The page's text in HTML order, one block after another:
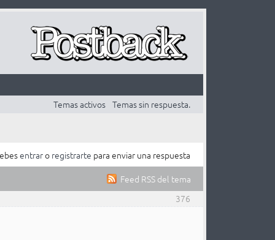
Temas activos Temas sin respuesta.
entraro registrarte para enviar una respuesta
Feed RSS del tema
376